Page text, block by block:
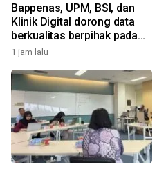
Bappenas, UPM, BSI, dan
Klinik Digital dorong data
berkualitas berpihak pada
manusia
1 jam lalu